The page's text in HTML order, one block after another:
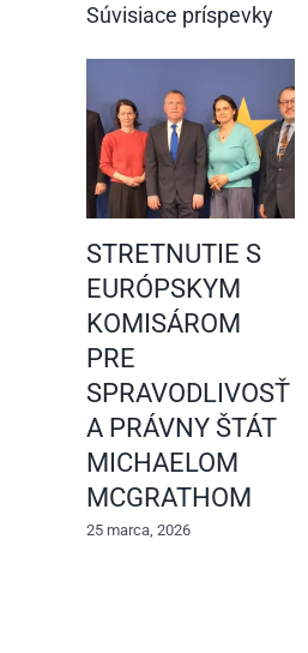
Súvisiace príspevky
STRETNUTIE S
EURÓPSKYM
KOMISÁROM
PRE
SPRAVODLIVOSŤ
A PRÁVNY ŠTÁT
MICHAELOM
MCGRATHOM
25 marca, 2026